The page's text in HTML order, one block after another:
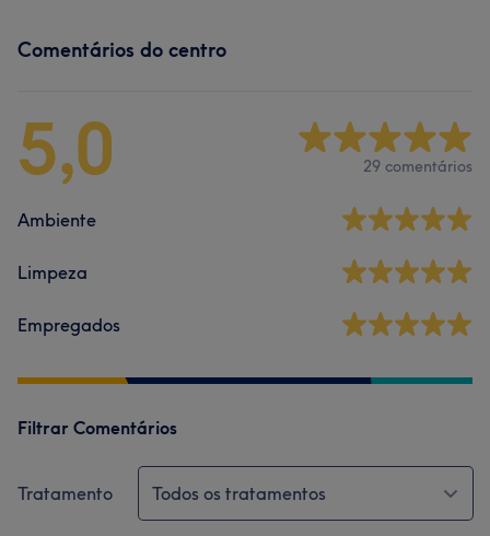
Comentários do centro
5,0 29 comentários
Ambiente
Limpeza
Empregados
Filtrar Comentários
Tratamento Todos os tratamentos